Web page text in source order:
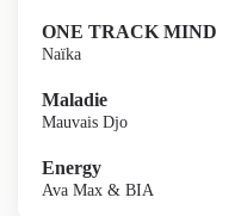
ONE TRACK MIND
Naïka
Maladie
Mauvais Djo
Energy
Ava Max & BIA